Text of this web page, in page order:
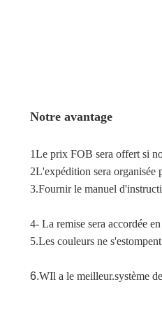
Notre avantage
1Le prix FOB sera offert si
2L'expédition sera organisée
3.Fournir le manuel
4- La remise sera accordée
5.Les couleurs ne
6.WIl a le meilleur.système